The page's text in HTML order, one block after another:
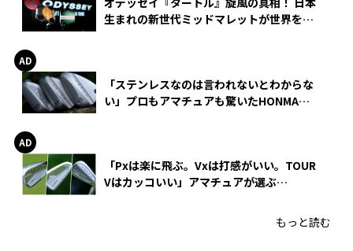
生まれの新世代ミッドマレットが世界を席
「ステンレスなのは言われないとわからな
い」プロもアマチュアも驚いたHONMA
「Pxは楽に飛ぶ。Vxは打感がいい。TOUR
Vはカッコいい」アマチュアが選ぶ
もっと読む